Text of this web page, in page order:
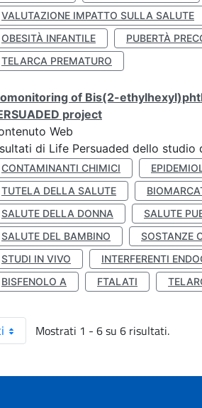
VALUTAZIONE IMPATTO SULLA SALUTE
OBESITÀ INFANTILE
PUBERTÀ
TELARCA PREMATURO
of Bis(2-
project
Web
di Life Persuaded dello
CONTAMINANTI CHIMICI
TUTELA DELLA SALUTE
SALUTE DELLA DONNA
SALUTE
SALUTE DEL BAMBINO
SOSTANZE
STUDI IN VIVO
INTERFERENTI
BISFENOLO A
FTALATI
Mostrati 1 - 6 su 6 risultati.